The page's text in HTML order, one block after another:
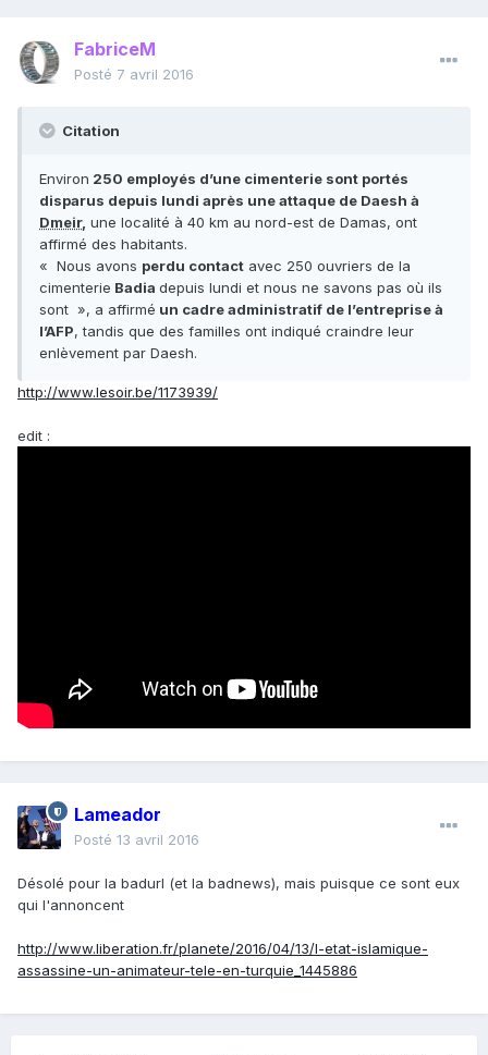
FabriceM
Posté 7 avril 2016
Citation
Environ 250 employés d’une cimenterie sont portés
disparus depuis lundi après une attaque de Daesh à
Dmeir, une localité à 40 km au nord-est de Damas, ont
affirmé des habitants.
« Nous avons perdu contact avec 250 ouvriers de la
cimenterie Badia depuis lundi et nous ne savons pas où ils
sont », a affirmé un cadre administratif de l’entreprise à
l’AFP, tandis que des familles ont indiqué craindre leur
enlèvement par Daesh.
http://www.lesoir.be/1173939/
edit :
Lameador
Posté 13 avril 2016
Désolé pour la badurl (et la badnews), mais puisque ce sont eux
qui l'annoncent
http://www.liberation.fr/planete/2016/04/13/l-etat-islamique-
assassine-un-animateur-tele-en-turquie_1445886